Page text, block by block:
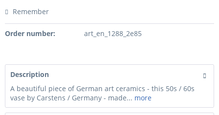
Remember
Order number: art_en_1288_2e85
Description
A beautiful piece of German art ceramics - this 50s / 60s
vase by Carstens / Germany - made... more